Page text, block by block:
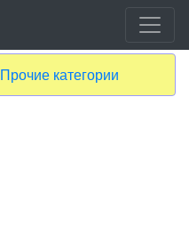
Прочие категории